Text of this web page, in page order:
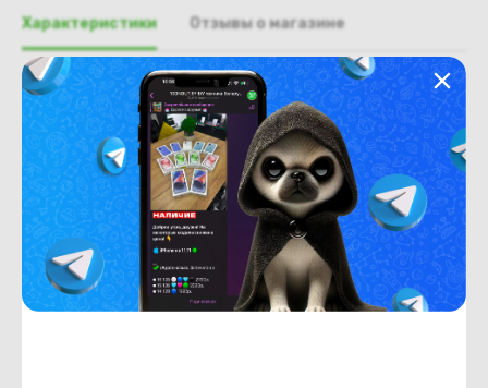
Характеристики Отзывы о магазине
Общая информация
Производитель
Lenovo
Тип товара
Доп. плата USB+AUDIO
Состояние
Состояние удовлетворительное